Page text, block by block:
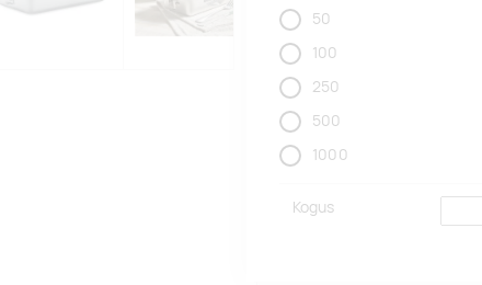
50
100
250
500
1000
Kogus